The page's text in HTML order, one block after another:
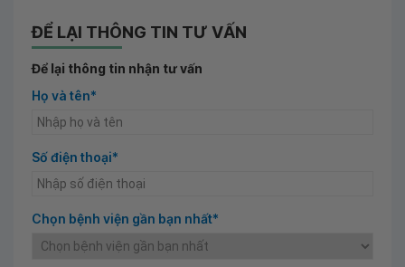
ĐỂ LẠI THÔNG TIN TƯ VẤN
Để lại thông tin nhận tư vấn
Họ và tên*
Số điện thoại*
Chọn bệnh viện gần bạn nhất*